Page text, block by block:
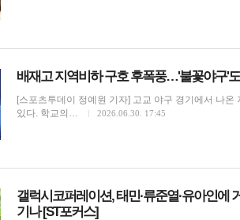
배재고 지역비하 구호 후폭풍…'불꽃야구'
[스포츠투데이 정예원 기자] 고교 야구 경기에서 나
있다. 학교의…
2026.06.30. 17:45
갤럭시코퍼레이션, 태민·류준열·유아인에
기나 [ST포커스]